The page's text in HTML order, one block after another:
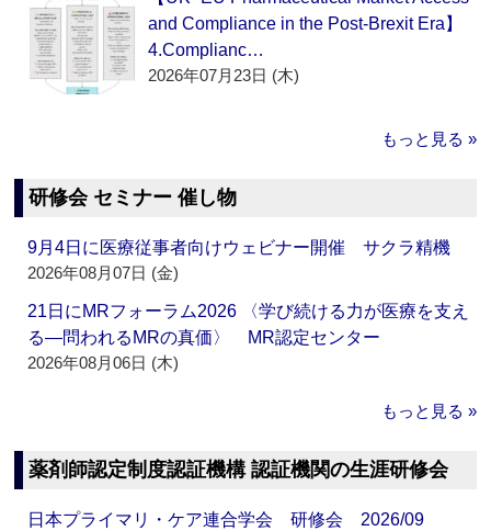
and Compliance in the Post-Brexit Era】
4.Complianc…
2026年07月23日 (木)
もっと見る »
研修会 セミナー 催し物
9月4日に医療従事者向けウェビナー開催 サクラ精機
2026年08月07日 (金)
21日にMRフォーラム2026 〈学び続ける力が医療を支え
る―問われるMRの真価〉 MR認定センター
2026年08月06日 (木)
もっと見る »
薬剤師認定制度認証機構 認証機関の生涯研修会
日本プライマリ・ケア連合学会 研修会 2026/09